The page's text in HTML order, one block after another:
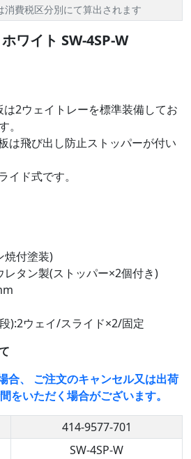
費税区分別にて算出されます
ワイト SW-4SP-W
2ウェイトレーを標準装備してお
。
は飛び出し防止ストッパーが付い
ド式です。
焼付塗装)
タン製(ストッパー×2個付き)
):2ウェイ/スライド×2/固定
合、 ご注文のキャンセル又は出荷
をいただく場合がございます。
414-9577-701
SW-4SP-W